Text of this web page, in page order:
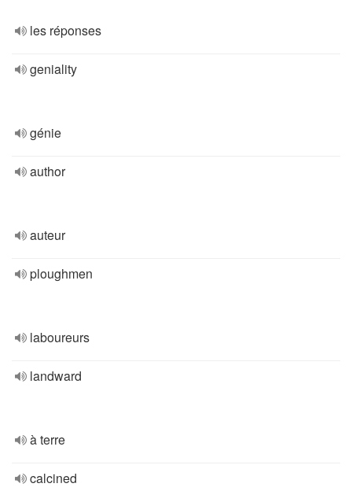
les réponses
geniality
génie
author
auteur
ploughmen
laboureurs
landward
à terre
calcined